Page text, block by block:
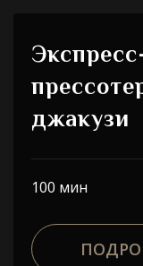
джакузи
100 мин